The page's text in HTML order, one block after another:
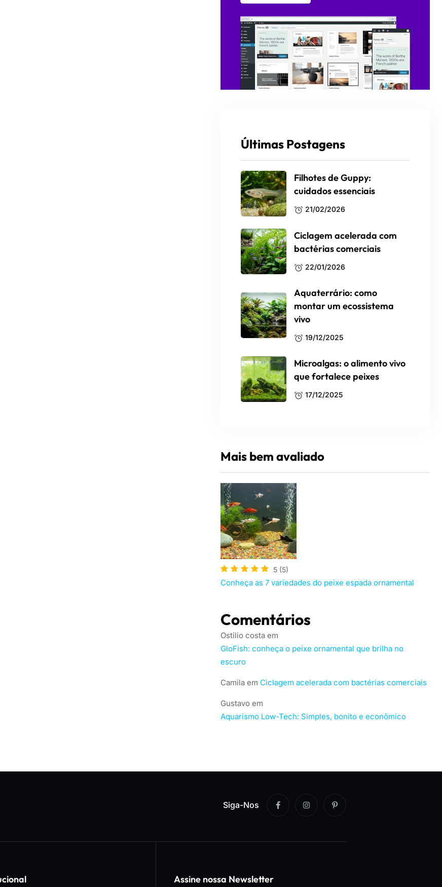
Últimas Postagens
Filhotes de Guppy:
cuidados essenciais
21/02/2026
Ciclagem acelerada com
bactérias comerciais
22/01/2026
Aquaterrário: como
montar um ecossistema
vivo
19/12/2025
Microalgas: o alimento vivo
que fortalece peixes
17/12/2025
Mais bem avaliado
5 (5)
Conheça as 7 variedades do peixe espada ornamental
Comentários
Ostilio costa em
GloFish: conheça o peixe ornamental que brilha no
escuro
Camila em Ciclagem acelerada com bactérias comerciais
Gustavo em
Aquarismo Low-Tech: Simples, bonito e econômico
Siga-Nos
Assine nossa Newsletter